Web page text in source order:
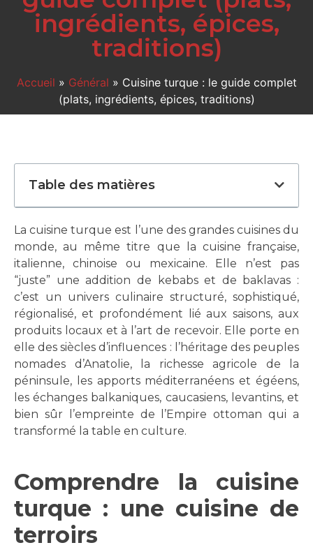
ingrédients, épices,
traditions)
Accueil » Général » Cuisine turque : le guide complet
(plats, ingrédients, épices, traditions)
Table des matières
La cuisine turque est l’une des grandes cuisines du
monde, au même titre que la cuisine française,
italienne, chinoise ou mexicaine. Elle n’est pas
“juste” une addition de kebabs et de baklavas :
c’est un univers culinaire structuré, sophistiqué,
régionalisé, et profondément lié aux saisons, aux
produits locaux et à l’art de recevoir. Elle porte en
elle des siècles d’influences : l’héritage des peuples
nomades d’Anatolie, la richesse agricole de la
péninsule, les apports méditerranéens et égéens,
les échanges balkaniques, caucasiens, levantins, et
bien sûr l’empreinte de l’Empire ottoman qui a
transformé la table en culture.
Comprendre la cuisine
turque : une cuisine de
terroirs